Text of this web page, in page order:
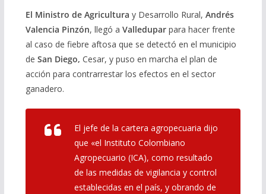
El Ministro de Agricultura y Desarrollo Rural, Andrés
Valencia Pinzón, llegó a Valleduparpara hacer frente
al caso de fiebre aftosa que se detectó en el municipio
de San Diego, Cesar, y puso en marcha el plan de
acción para contrarrestar los efectos en el sector
ganadero.
El jefe de la cartera agropecuaria dijo
que «el Instituto Colombiano
Agropecuario (ICA), como resultado
de las medidas de vigilancia y control
establecidas en el país, y obrando de